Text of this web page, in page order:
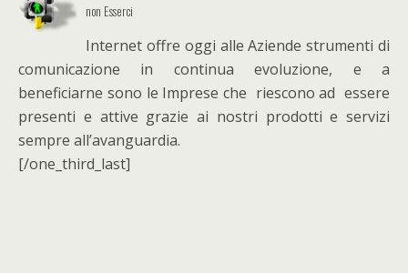
non Esserci
Internet offre oggi alle Aziende strumenti di
comunicazione in continua evoluzione, e a
beneficiarne sono le Imprese che riescono ad essere
presenti e attive grazie ai nostri prodotti e servizi
sempre all’avanguardia.
[/one_third_last]